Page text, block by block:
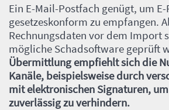
Ein E-Mail-Postfach genügt, um E-
gesetzeskonform zu empfangen.
Rechnungsdaten vor dem Import
mögliche Schadsoftware geprüft
Übermittlung empfiehlt sich die
Kanäle, beispielsweise durch
mit elektronischen Signaturen,
zuverlässig zu verhindern.